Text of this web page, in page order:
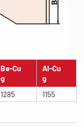
Be-Cu
g
Al-Cu
g
1285 1155